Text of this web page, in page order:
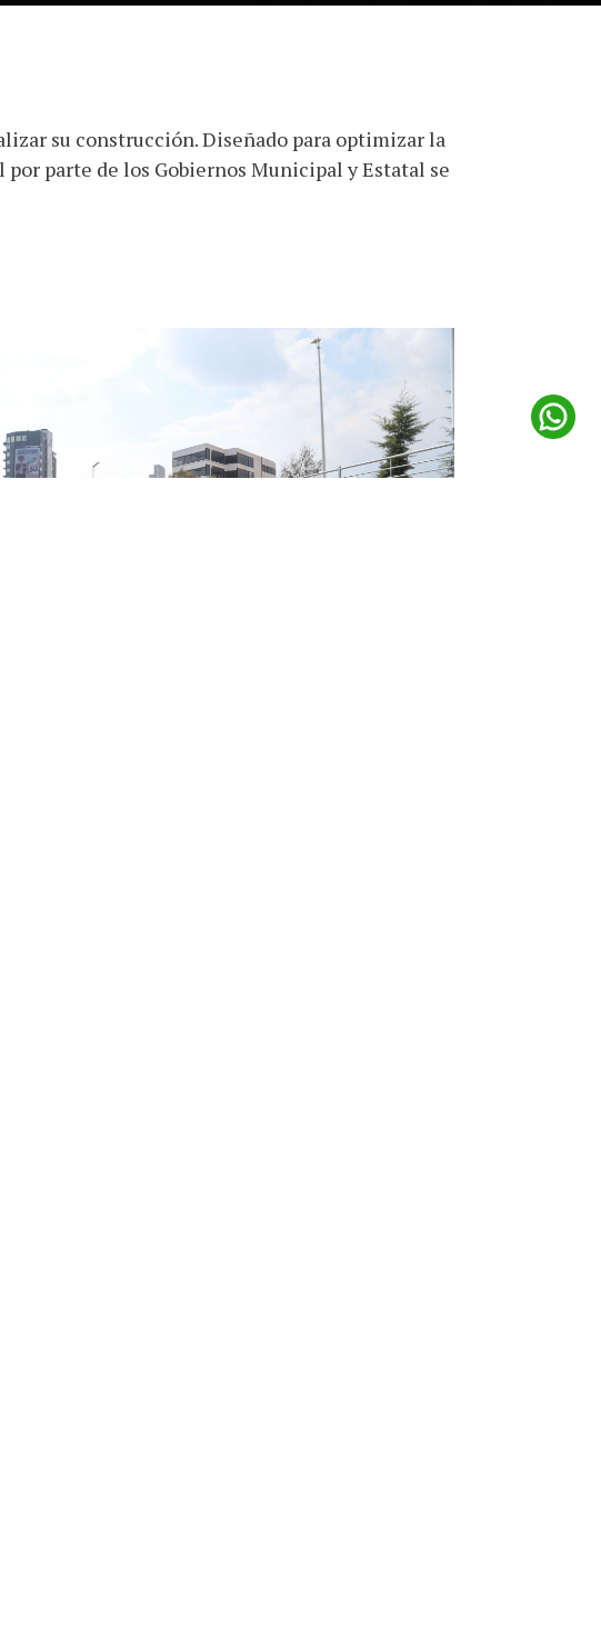
su construcción. Diseñado para optimizar la
parte de los Gobiernos Municipal y Estatal se